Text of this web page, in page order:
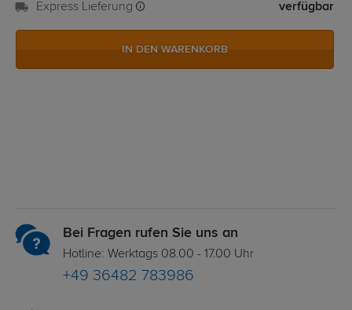
Express Lieferung verfügbar
IN DEN WARENKORB
Bei Fragen rufen Sie uns an
Hotline: Werktags 08.00 - 17.00 Uhr
+49 36482 783986